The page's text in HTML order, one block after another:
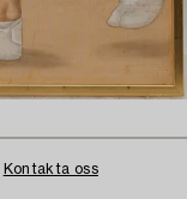
Kontakta oss